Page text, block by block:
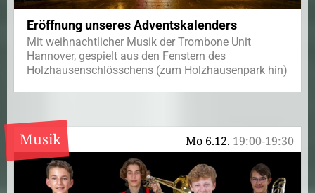
Eröffnung unseres Adventskalenders
Mit weihnachtlicher Musik der Trombone Unit
Hannover, gespielt aus den Fenstern des
Holzhausenschlösschens (zum Holzhausenpark hin)
Mo 6.12. 19:00-19:30
Musik